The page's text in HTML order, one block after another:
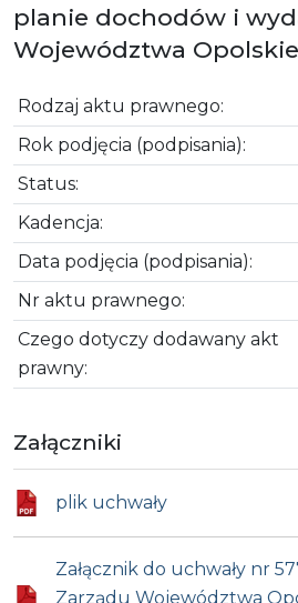
planie dochodów i
Województwa
Rodzaj aktu prawnego:
Rok podjęcia (podpisania):
Status:
Kadencja:
Data podjęcia (podpisania):
Nr aktu prawnego:
Czego dotyczy dodawany akt
prawny:
Załączniki
plik uchwały
Załącznik do uchwały nr
Zarządu Województwa